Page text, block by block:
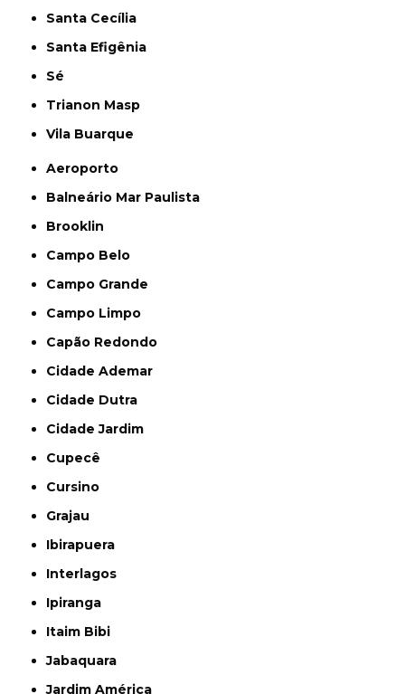
Santa Cecília
Santa Efigênia
Sé
Trianon Masp
Vila Buarque
Aeroporto
Balneário Mar Paulista
Brooklin
Campo Belo
Campo Grande
Campo Limpo
Capão Redondo
Cidade Ademar
Cidade Dutra
Cidade Jardim
Cupecê
Cursino
Grajau
Ibirapuera
Interlagos
Ipiranga
Itaim Bibi
Jabaquara
Jardim América